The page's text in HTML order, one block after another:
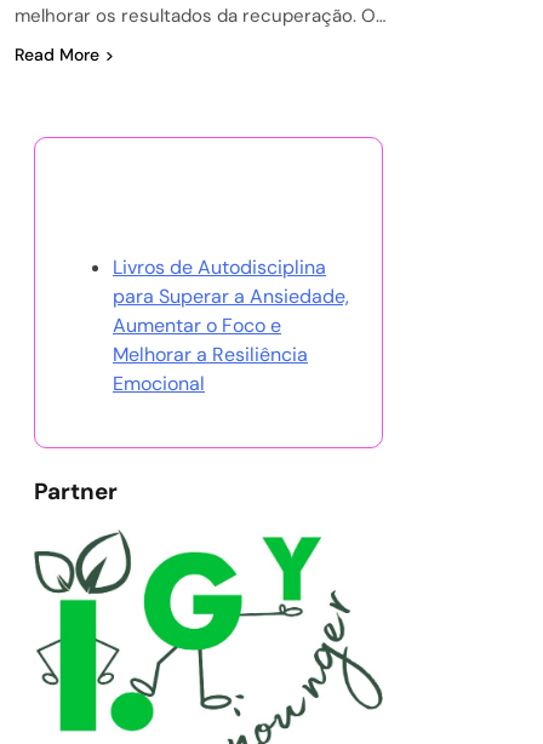
melhorar os resultados da recuperação. O…
Read More
Livros de Autodisciplina
para Superar a Ansiedade,
Aumentar o Foco e
Melhorar a Resiliência
Emocional
Partner